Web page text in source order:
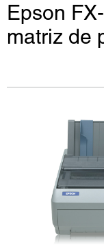
Epson
matriz de